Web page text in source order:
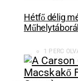
Hétfő délig
1 PERC